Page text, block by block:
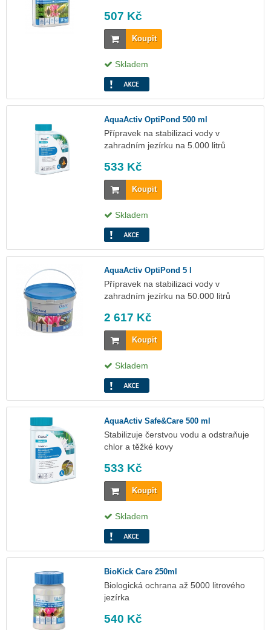
507 Kč
Koupit
Skladem
AquaActiv OptiPond 500 ml
Přípravek na stabilizaci vody v
zahradním jezírku na 5.000 litrů
533 Kč
Koupit
Skladem
AquaActiv OptiPond 5 l
Přípravek na stabilizaci vody v
zahradním jezírku na 50.000 litrů
2 617 Kč
Koupit
Skladem
AquaActiv Safe&Care 500 ml
Stabilizuje čerstvou vodu a odstraňuje
chlor a těžké kovy
533 Kč
Koupit
Skladem
BioKick Care 250ml
Biologická ochrana až 5000 litrového
jezírka
540 Kč